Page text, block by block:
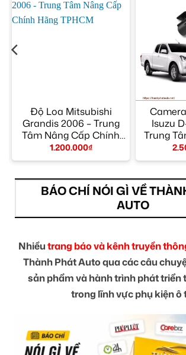
Độ Loa Mitsubishi
Grandis 2006 – Trung
Tâm Nâng Cấp Chính
Hãng TPHCM
1.200.000₫
Isuzu
Trung
BÁO CHÍ NÓI GÌ VỀ
AUTO
Nhiềutrang báo và kênh truyền
Thành Phát Auto qua các câu
sản phẩm và hành trình phát triển
trong lĩnh vực phụ kiện ô